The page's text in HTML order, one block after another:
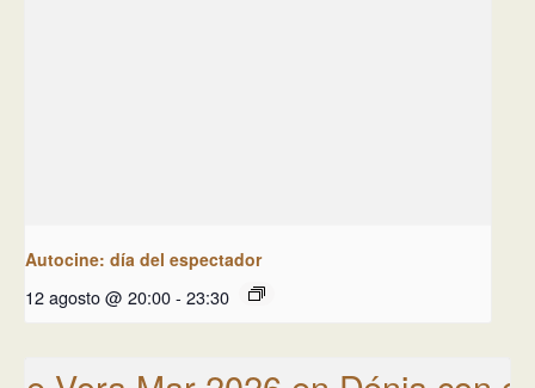
Autocine: día del espectador
12 agosto @ 20:00- 23:30